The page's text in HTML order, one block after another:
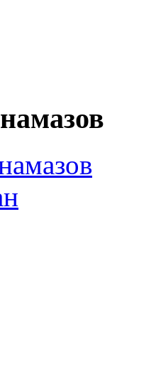
намазов